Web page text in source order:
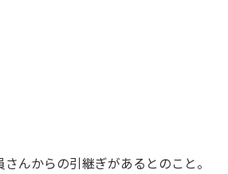
んからの引継ぎがあるとのこと。